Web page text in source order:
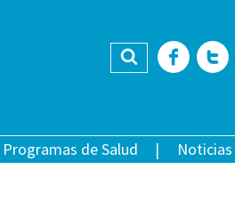
Buscar
Programas de Salud Noticias